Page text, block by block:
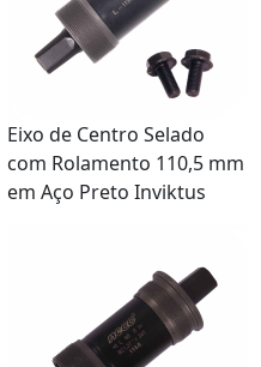
Eixo de Centro Selado
com Rolamento 110,5 mm
em Aço Preto Inviktus